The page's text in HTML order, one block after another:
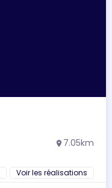
location_on 7.05km
Voir les réalisations